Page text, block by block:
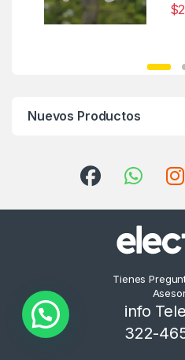
$
Nuevos Productos
Tienes
info
322-